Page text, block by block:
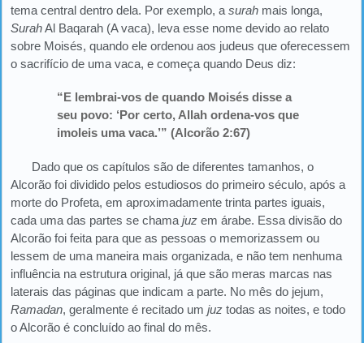
tema central dentro dela. Por exemplo, a surah mais longa,
SurahAl Baqarah (A vaca), leva esse nome devido ao relato
sobre Moisés, quando ele ordenou aos judeus que oferecessem
o sacrifício de uma vaca, e começa quando Deus diz:
“E lembrai-vos de quando Moisés disse a
seu povo: ‘Por certo, Allah ordena-vos que
imoleis uma vaca.’” (Alcorão 2:67)
Dado que os capítulos são de diferentes tamanhos, o
Alcorão foi dividido pelos estudiosos do primeiro século, após a
morte do Profeta, em aproximadamente trinta partes iguais,
cada uma das partes se chama juz em árabe. Essa divisão do
Alcorão foi feita para que as pessoas o memorizassem ou
lessem de uma maneira mais organizada, e não tem nenhuma
influência na estrutura original, já que são meras marcas nas
laterais das páginas que indicam a parte. No mês do jejum,
Ramadan, geralmente é recitado um juz todas as noites, e todo
o Alcorão é concluído ao final do mês.